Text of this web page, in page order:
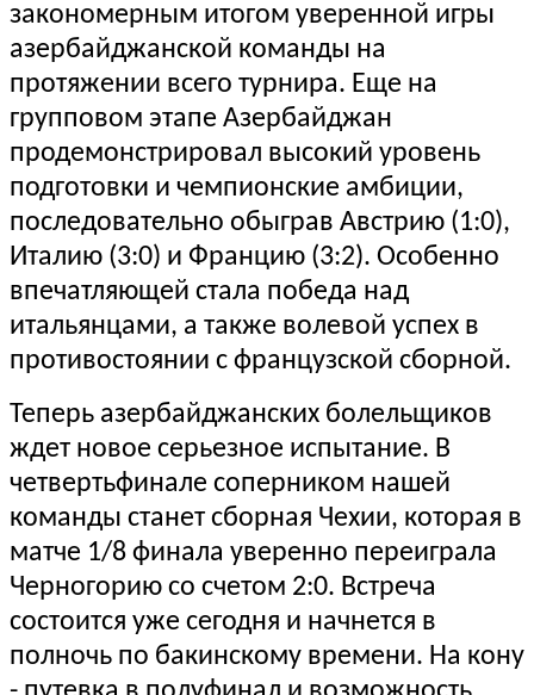
закономерным итогом уверенной игры
азербайджанской команды на
протяжении всего турнира. Еще на
групповом этапе Азербайджан
продемонстрировал высокий уровень
подготовки и чемпионские амбиции,
последовательно обыграв Австрию (1:0),
Италию (3:0) и Францию (3:2). Особенно
впечатляющей стала победа над
итальянцами, а также волевой успех в
противостоянии с французской сборной.
Теперь азербайджанских болельщиков
ждет новое серьезное испытание. В
четвертьфинале соперником нашей
команды станет сборная Чехии, которая в
матче 1/8 финала уверенно переиграла
Черногорию со счетом 2:0. Встреча
состоится уже сегодня и начнется в
полночь по бакинскому времени. На кону